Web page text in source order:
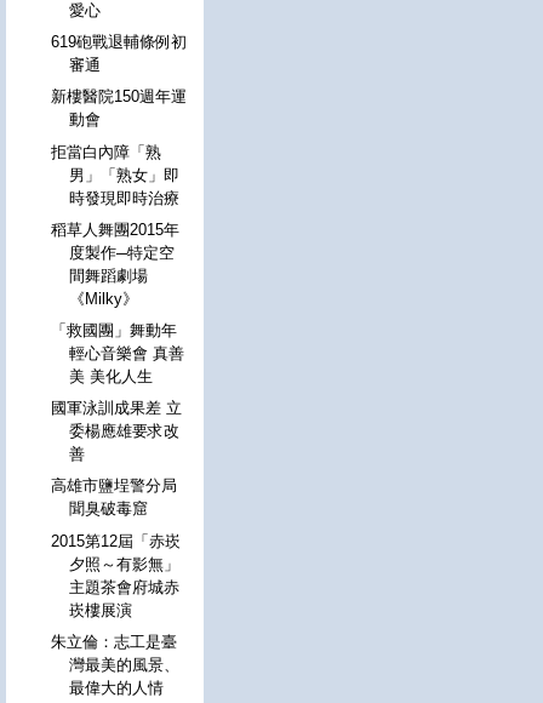
愛心
619砲戰退輔條例初
審通
新樓醫院150週年運
動會
拒當白內障「熟
男」「熟女」即
時發現即時治療
稻草人舞團2015年
度製作─特定空
間舞蹈劇場
《Milky》
「救國團」舞動年
輕心音樂會 真善
美 美化人生
國軍泳訓成果差 立
委楊應雄要求改
善
高雄市鹽埕警分局
聞臭破毒窟
2015第12屆「赤崁
夕照～有影無」
主題茶會府城赤
崁樓展演
朱立倫：志工是臺
灣最美的風景、
最偉大的人情